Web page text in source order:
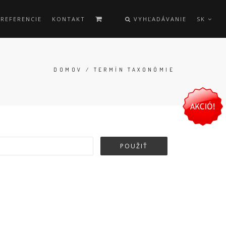
REFERENCIE KONTAKT VYHĽADÁVANIE SK
DOMOV / TERMÍN TAXONÓMIE